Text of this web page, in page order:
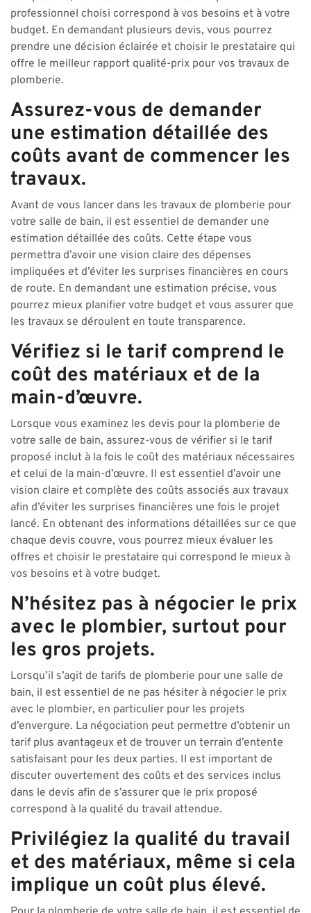
professionnel choisi correspond à vos besoins et à votre
budget. En demandant plusieurs devis, vous pourrez
prendre une décision éclairée et choisir le prestataire qui
offre le meilleur rapport qualité-prix pour vos travaux de
plomberie.
Assurez-vous de demander
une estimation détaillée des
coûts avant de commencer les
travaux.
Avant de vous lancer dans les travaux de plomberie pour
votre salle de bain, il est essentiel de demander une
estimation détaillée des coûts. Cette étape vous
permettra d’avoir une vision claire des dépenses
impliquées et d’éviter les surprises financières en cours
de route. En demandant une estimation précise, vous
pourrez mieux planifier votre budget et vous assurer que
les travaux se déroulent en toute transparence.
Vérifiez si le tarif comprend le
coût des matériaux et de la
main-d’œuvre.
Lorsque vous examinez les devis pour la plomberie de
votre salle de bain, assurez-vous de vérifier si le tarif
proposé inclut à la fois le coût des matériaux nécessaires
et celui de la main-d’œuvre. Il est essentiel d’avoir une
vision claire et complète des coûts associés aux travaux
afin d’éviter les surprises financières une fois le projet
lancé. En obtenant des informations détaillées sur ce que
chaque devis couvre, vous pourrez mieux évaluer les
offres et choisir le prestataire qui correspond le mieux à
vos besoins et à votre budget.
N’hésitez pas à négocier le prix
avec le plombier, surtout pour
les gros projets.
Lorsqu’il s’agit de tarifs de plomberie pour une salle de
bain, il est essentiel de ne pas hésiter à négocier le prix
avec le plombier, en particulier pour les projets
d’envergure. La négociation peut permettre d’obtenir un
tarif plus avantageux et de trouver un terrain d’entente
satisfaisant pour les deux parties. Il est important de
discuter ouvertement des coûts et des services inclus
dans le devis afin de s’assurer que le prix proposé
correspond à la qualité du travail attendue.
Privilégiez la qualité du travail
et des matériaux, même si cela
implique un coût plus élevé.